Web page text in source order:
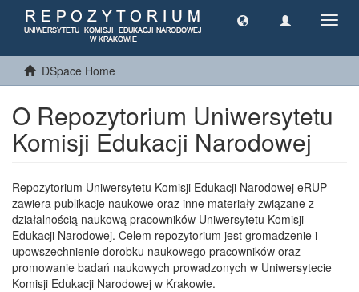
DSpace Home
O Repozytorium Uniwersytetu
Komisji Edukacji Narodowej
Repozytorium Uniwersytetu Komisji Edukacji Narodowej eRUP
zawiera publikacje naukowe oraz inne materiały związane z
działalnością naukową pracowników Uniwersytetu Komisji
Edukacji Narodowej. Celem repozytorium jest gromadzenie i
upowszechnienie dorobku naukowego pracowników oraz
promowanie badań naukowych prowadzonych w Uniwersytecie
Komisji Edukacji Narodowej w Krakowie.